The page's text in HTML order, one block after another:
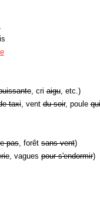
,
, criaigu, etc.)
taxi, ventdu soir, poule
pas, forêt sans vent)
, vagues pour s'endormir)